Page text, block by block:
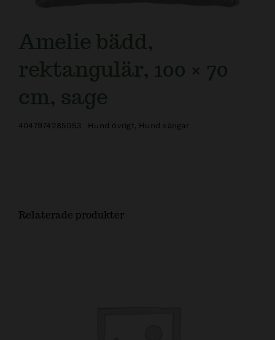
Amelie bädd,
rektangulär, 100 × 70
cm, sage
4047974285053 Hund övrigt, Hund sängar
Relaterade produkter